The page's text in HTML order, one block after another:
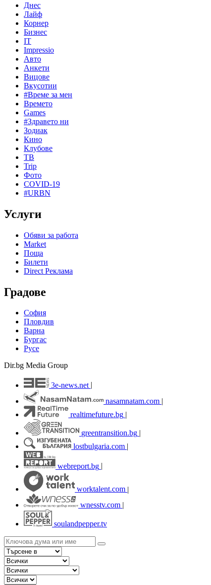
Днес
Лайф
Корнер
Бизнес
IT
Impressio
Авто
Анкети
Вицове
Вкусотии
#Време за мен
Времето
Games
#Здравето ни
Зодиак
Кино
Клубове
ТВ
Trip
Фото
COVID-19
#URBN
Услуги
Обяви за работа
Market
Поща
Билети
Direct Реклама
Градове
София
Пловдив
Варна
Бургас
Русе
Dir.bg Media Group
3e-news.net
nasamnatam.com |
realtimefuture.bg |
greentransition.bg |
lostbulgaria.com |
webreport.bg
worktalent.com |
wnesstv.com |
soulandpepper.tv